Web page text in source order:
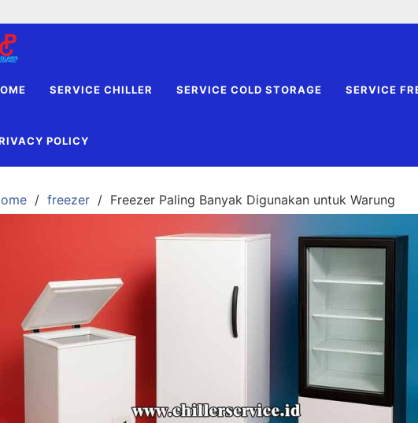
SERVICE CHILLER SERVICE COLD STORAGE SERVICE
POLICY
freezer Freezer Paling Banyak Digunakan untuk Warung